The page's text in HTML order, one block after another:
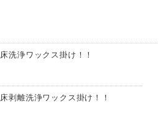
床洗浄ワックス掛け！！
床剥離洗浄ワックス掛け！！